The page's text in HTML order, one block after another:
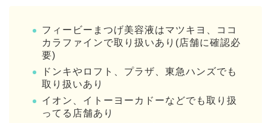
フィービーまつげ美容液はマツキヨ、ココ
カラファインで取り扱いあり(店舗に確認必
要)
ドンキやロフト、プラザ、東急ハンズでも
取り扱いあり
イオン、イトーヨーカドーなどでも取り扱
ってる店舗あり